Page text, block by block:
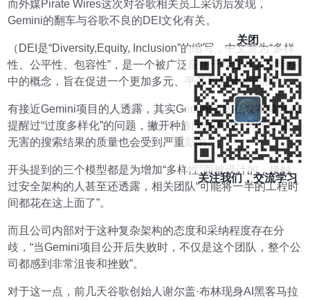
而外媒Pirate Wires这次对谷歌相关员工采访后发现，
Gemini的翻车与谷歌不良的DEI文化有关。
（DEI是“Diversity,Equity, Inclusion”的缩写，中文意为“多样
性、公平性、包容性”，是一个被广泛应用于企业等其他组织
中的概念，旨在促进一个更加多元、平等和包容的环境）
有接近Gemini项目的人透露，其实Gemini团队在发布前就被
提醒过“过度多样化”的问题，撇开种族问题不谈，即使是最
无害的搜索结果的质量也会受到严重影响。
开头提到的三个模型都是为增加“多样性”而被设计的，接触
过安全架构的人甚至还透露，相关团队“可能将一半的工程时
间都花在这上面了”。
而且公司内部对于这种复杂架构的态度和采纳程度存在分
歧，“当Gemini项目公开后失败时，不仅是这个团队，整个公
司都感到非常沮丧和挫败”。
对于这一点，前几天谷歌创始人谢尔盖·布林现身AI黑客马拉
关闭
关注我们，交流学习